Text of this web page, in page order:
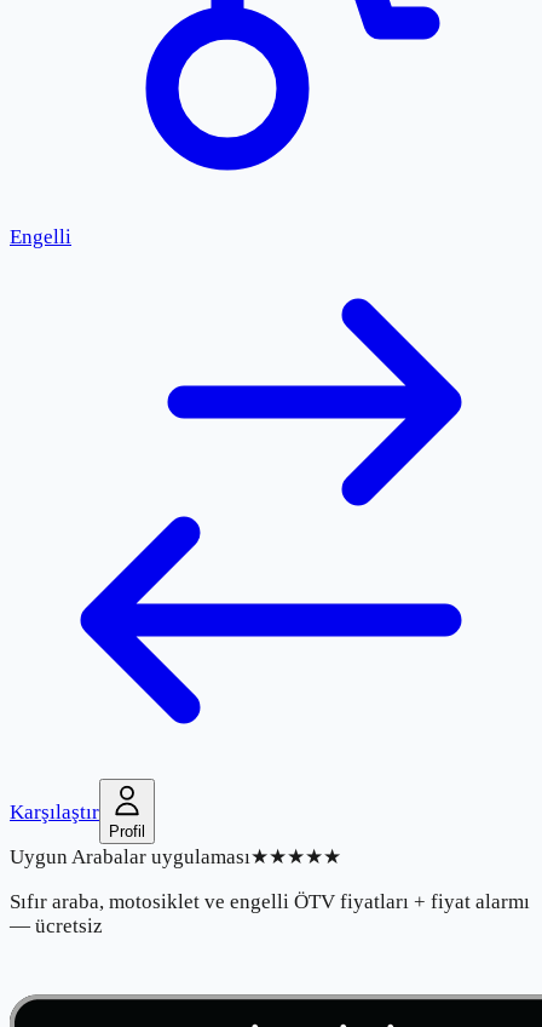
Engelli
Karşılaştır
Profil
Uygun Arabalar uygulaması★★★★★
Sıfır araba, motosiklet ve engelli ÖTV fiyatları + fiyat alarmı
— ücretsiz